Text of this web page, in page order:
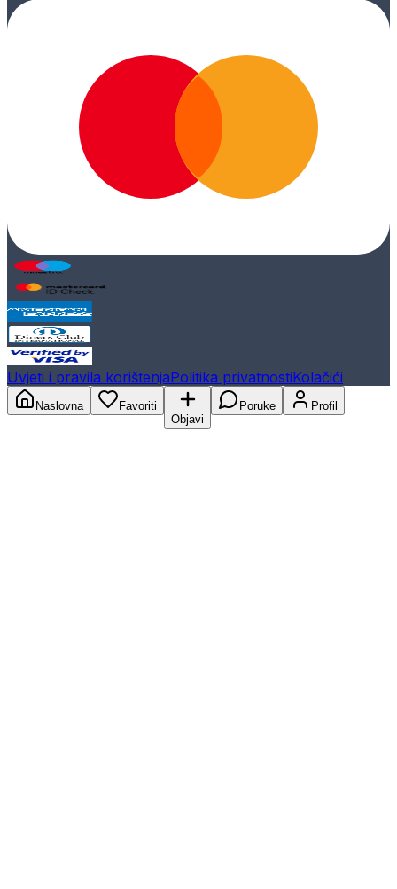
Uvjeti i pravila korištenjaPolitika privatnostiKolačići
Naslovna
Favoriti
Objavi
Poruke Profil